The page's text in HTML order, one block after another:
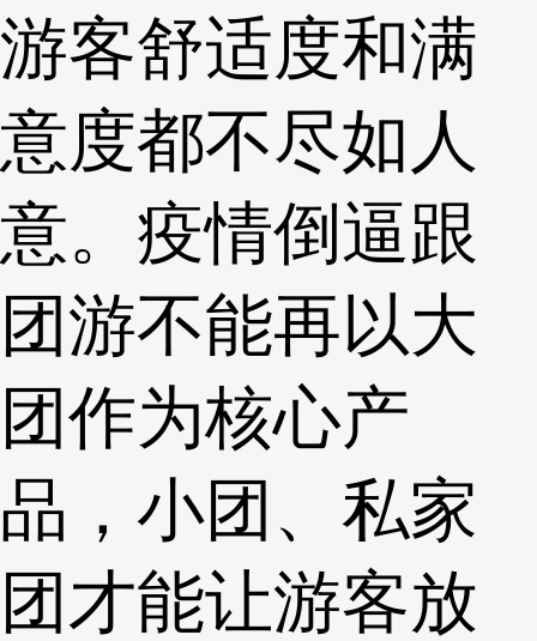
游客舒适度和满
意度都不尽如人
意。疫情倒逼跟
团游不能再以大
团作为核心产
品，小团、私家
团才能让游客放